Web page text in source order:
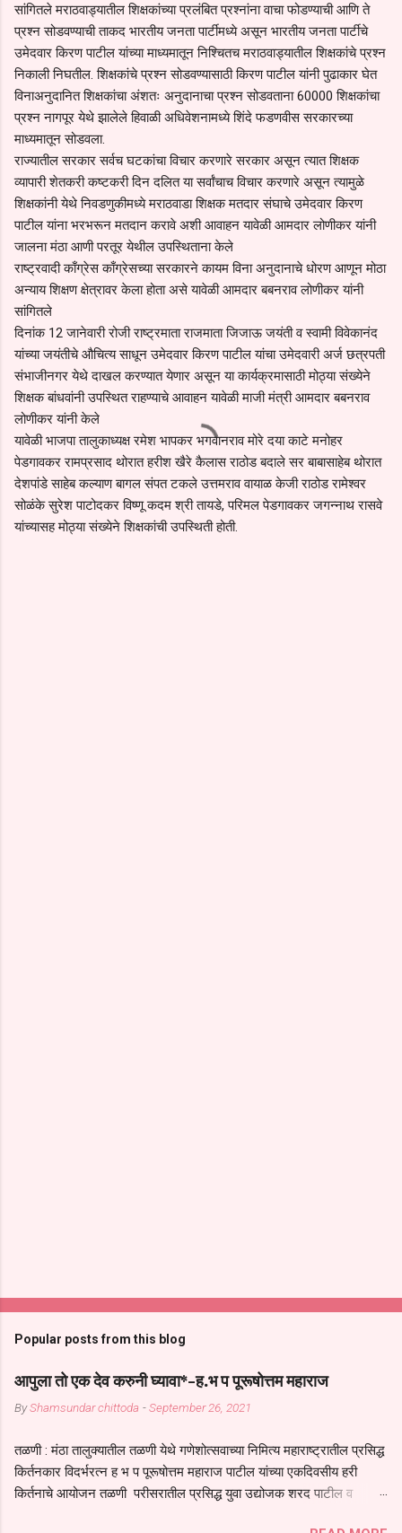
सांगितले मराठवाड्यातील शिक्षकांच्या प्रलंबित प्रश्नांना वाचा फोडण्याची आणि ते
प्रश्न सोडवण्याची ताकद भारतीय जनता पार्टीमध्ये असून भारतीय जनता पार्टीचे
उमेदवार किरण पाटील यांच्या माध्यमातून निश्चितच मराठवाड्यातील शिक्षकांचे प्रश्न
निकाली निघतील. शिक्षकांचे प्रश्न सोडवण्यासाठी किरण पाटील यांनी पुढाकार घेत
विनाअनुदानित शिक्षकांचा अंशतः अनुदानाचा प्रश्न सोडवताना 60000 शिक्षकांचा
प्रश्न नागपूर येथे झालेले हिवाळी अधिवेशनामध्ये शिंदे फडणवीस सरकारच्या
माध्यमातून सोडवला.
राज्यातील सरकार सर्वच घटकांचा विचार करणारे सरकार असून त्यात शिक्षक
व्यापारी शेतकरी कष्टकरी दिन दलित या सर्वांचाच विचार करणारे असून त्यामुळे
शिक्षकांनी येथे निवडणुकीमध्ये मराठवाडा शिक्षक मतदार संघाचे उमेदवार किरण
पाटील यांना भरभरून मतदान करावे अशी आवाहन यावेळी आमदार लोणीकर यांनी
जालना मंठा आणी परतूर येथील उपस्थिताना केले
राष्ट्रवादी काँग्रेस काँग्रेसच्या सरकारने कायम विना अनुदानाचे धोरण आणून मोठा
अन्याय शिक्षण क्षेत्रावर केला होता असे यावेळी आमदार बबनराव लोणीकर यांनी
सांगितले
दिनांक 12 जानेवारी रोजी राष्ट्रमाता राजमाता जिजाऊ जयंती व स्वामी विवेकानंद
यांच्या जयंतीचे औचित्य साधून उमेदवार किरण पाटील यांचा उमेदवारी अर्ज छत्रपती
संभाजीनगर येथे दाखल करण्यात येणार असून या कार्यक्रमासाठी मोठ्या संख्येने
शिक्षक बांधवांनी उपस्थित राहण्याचे आवाहन यावेळी माजी मंत्री आमदार बबनराव
लोणीकर यांनी केले
यावेळी भाजपा तालुकाध्यक्ष रमेश भापकर भगवानराव मोरे दया काटे मनोहर
पेडगावकर रामप्रसाद थोरात हरीश खैरे कैलास राठोड बदाले सर बाबासाहेब थोरात
देशपांडे साहेब कल्याण बागल संपत टकले उत्तमराव वायाळ केजी राठोड रामेश्वर
सोळंके सुरेश पाटोदकर विष्णू कदम श्री तायडे, परिमल पेडगावकर जगन्नाथ रासवे
यांच्यासह मोठ्या संख्येने शिक्षकांची उपस्थिती होती.
Popular posts from this blog
आपुला तो एक देव करुनी घ्यावा*-ह.भ प पूरूषोत्तम महाराज
ByShamsundar chittoda -September 26, 2021
तळणी : मंठा तालुक्यातील तळणी येथे गणेशोत्सवाच्या निमित्य महाराष्ट्रातील प्रसिद्ध
किर्तनकार विदर्भरत्न ह भ प पूरूषोत्तम महाराज पाटील यांच्या एकदिवसीय हरी
किर्तनाचे आयोजन तळणी परीसरातील प्रसिद्ध युवा उद्योजक शरद पाटील व